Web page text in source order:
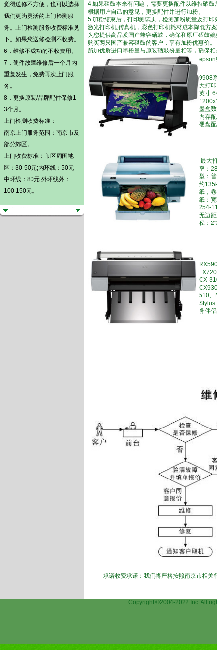
觉得送修不方便，也可以选择
我们更为灵活的上门检测 服
务。 上门检测 服务收费标准见
下。如果您送修检测不收费。
6．维修不成功的不收费用。
7．硬件故障维修后一个月内
重复发生，免费再次上门服
务。
8．更换原装/品牌配件保修1-
3个月。
上门检测收费标准：
南京上门服务范围：南京市及
部分郊区。
上门收费标准：市区周围地
区：30-50元;内环线：50元；
中环线：80元 外环线外：
100-150元。
4.如果硒鼓本来有问题，需要更换配件以维持硒
根据用户自己的意见，更换配件并进行加粉。
5.加粉结束后，打印测试页，检测加粉质量及打印
激光打印机,传真机，彩色打印机耗材成本降低方
为您提供高品质国产兼容硒鼓，确保和原厂硒鼓
购买两只国产兼容硒鼓的客户，享有加粉优惠价。
所加优质进口墨粉量与原装硒鼓粉量相等，确保
epson
9908
大打
英寸
墨盒
内存
硬盘
最大
率：
型：
约
纸，
纸：
254-
无边
径：
CX-
510、
Stylus
务伴
承诺收费承诺：我们将严格按照南京市相关
Copyright ©2004-2022 Inc. All